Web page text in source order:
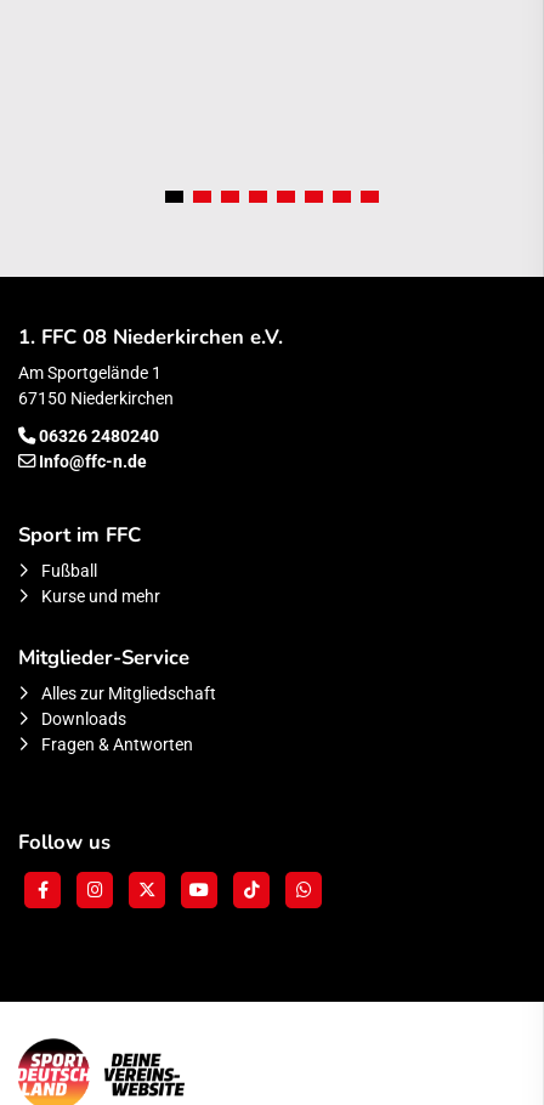
1. FFC 08 Niederkirchen e.V.
Am Sportgelände 1
67150 Niederkirchen
06326 2480240
Info@ffc-n.de
Sport im FFC
Fußball
Kurse und mehr
Mitglieder-Service
Alles zur Mitgliedschaft
Downloads
Fragen & Antworten
Follow us